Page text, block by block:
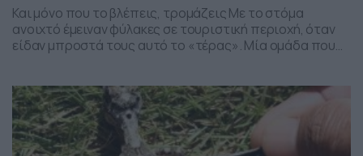
Και μόνο που το βλέπεις, τρομάζεις Με το στόμα
ανοιχτό έμειναν φύλακες σε τουριστική περιοχή, όταν
είδαν μπροστά τους αυτό το «τέρας». Μία ομάδα που
ποταμό Flora της Αυστραλίας, ένα μέρος που
προσελκύει εκατοντάδες τουρίστες καθημερινά. Με
μήκος 4,4 μέτρων […]